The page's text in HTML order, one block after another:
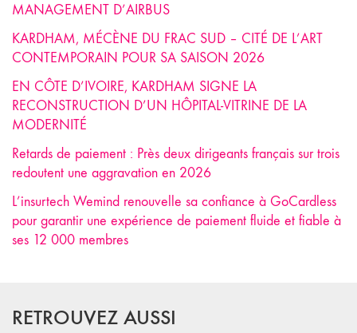
MANAGEMENT D’AIRBUS
KARDHAM, MÉCÈNE DU FRAC SUD – CITÉ DE L’ART
CONTEMPORAIN POUR SA SAISON 2026
EN CÔTE D’IVOIRE, KARDHAM SIGNE LA
RECONSTRUCTION D’UN HÔPITAL-VITRINE DE LA
MODERNITÉ
Retards de paiement : Près deux dirigeants français sur trois
redoutent une aggravation en 2026
L’insurtech Wemind renouvelle sa confiance à GoCardless
pour garantir une expérience de paiement fluide et fiable à
ses 12 000 membres
RETROUVEZ AUSSI